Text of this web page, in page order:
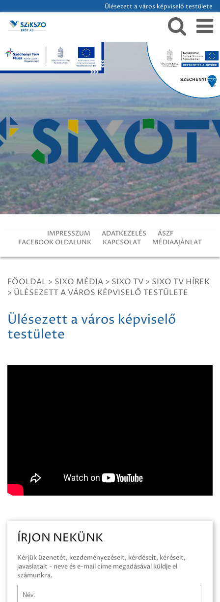
Ülésezett a város képviselő testülete
IMPRESSZUM ADATKEZELÉS
ÁSZF
FACEBOOK OLDALUNK
KAPCSOLAT MÉDIAAJÁNLAT
FŐOLDAL > SIXO MÉDIA > SIXO TV > SIXO TV HÍREK
> ÜLÉSEZETT A VÁROS KÉPVISELŐ TESTÜLETE
Ülésezett a város képviselő
testülete
ÍRJON NEKÜNK
Kérjük üzenetét, kezdeményezéseit, kérdéseit, kéréseit,
javaslatait - neve és e-mail címe megadásával küldje el
számunkra.